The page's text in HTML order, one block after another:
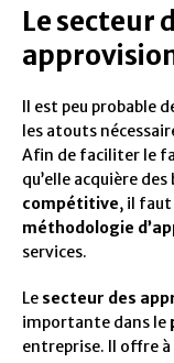
Le secteur
Il est peu probable
les atouts
Afin de faciliter le
qu’elle acquière
compétitive, il faut
méthodologie
services.
Le secteur des
importante dans le
entreprise. Il offre à